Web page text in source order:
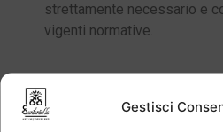
Gestisci
strettamente necessario e
vigenti normative.
Conferimento